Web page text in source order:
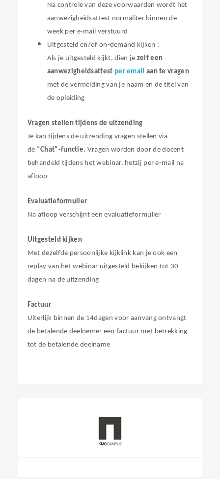
Na controle van deze voorwaarden wordt het
aanwezigheidsattest normaliter binnen de
week per e-mail verstuurd
Uitgesteld en/of on-demand kijken :
Als je uitgesteld kijkt, dien je zelf een
aanwezigheidsattest per email aan te vragen
met de vermelding van je naam en de titel van
de opleiding
Vragen stellen tijdens de uitzending
Je kan tijdens de uitzending vragen stellen via
de “Chat”-functie. Vragen worden door de docent
behandeld tijdens het webinar, hetzij per e-mail na
afloop
Evaluatieformulier
Na afloop verschijnt een evaluatieformulier
Uitgesteld kijken
Met dezelfde persoonlijke kijklink kan je ook een
replay van het webinar uitgesteld bekijken tot 30
dagen na de uitzending
Factuur
Uiterlijk binnen de 14dagen voor aanvang ontvangt
de betalende deelnemer een factuur met betrekking
tot de betalende deelname